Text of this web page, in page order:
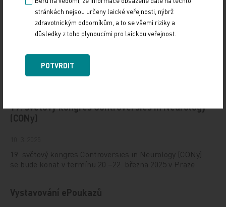
Doporučené
19. světový kongres Controversies in Neurology
(CONy)
19. světový kongres Controversies in Neurology (CONy)
se bude konat v termínu 20.–22. března 2025 v Praze.
Vystavování ePoukazů
stránkách nejsou určeny laické veřejnosti, nýbrž
zdravotnickým odborníkům, a to se všemi riziky a
důsledky z toho plynoucími pro laickou veřejnost.
POTVRDIT